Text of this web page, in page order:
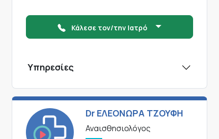
Κάλεσε τον/την Ιατρό
Υπηρεσίες
Dr ΕΛΕΟΝΩΡΑ ΤΖΟΥΦΗ
Αναισθησιολόγος